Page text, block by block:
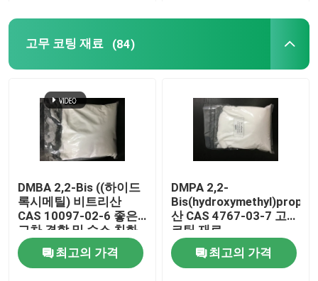
고무 코팅 재료 (84)
DMBA 2,2-Bis ((하이드
록시메틸) 비트리산
CAS 10097-02-6 좋은
교차 결합 및 수소 친화
적 인 요인 또는 물 기반
의 고 분자 시스템을 생
산하는 데 사용됩니다.
최고의 가격
DMPA 2,2-
산 CAS 4767-03-7 고무
코팅 재료
최고의 가격